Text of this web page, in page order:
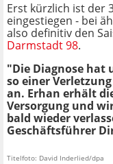
Erst kürzlich ist der
eingestiegen - bei
also definitiv den
Darmstadt 98.
"Die Diagnose hat
so einer
an. Erhan erhält
Versorgung und
bald wieder
Geschäftsführer
Titelfoto: David Inderlied/dpa